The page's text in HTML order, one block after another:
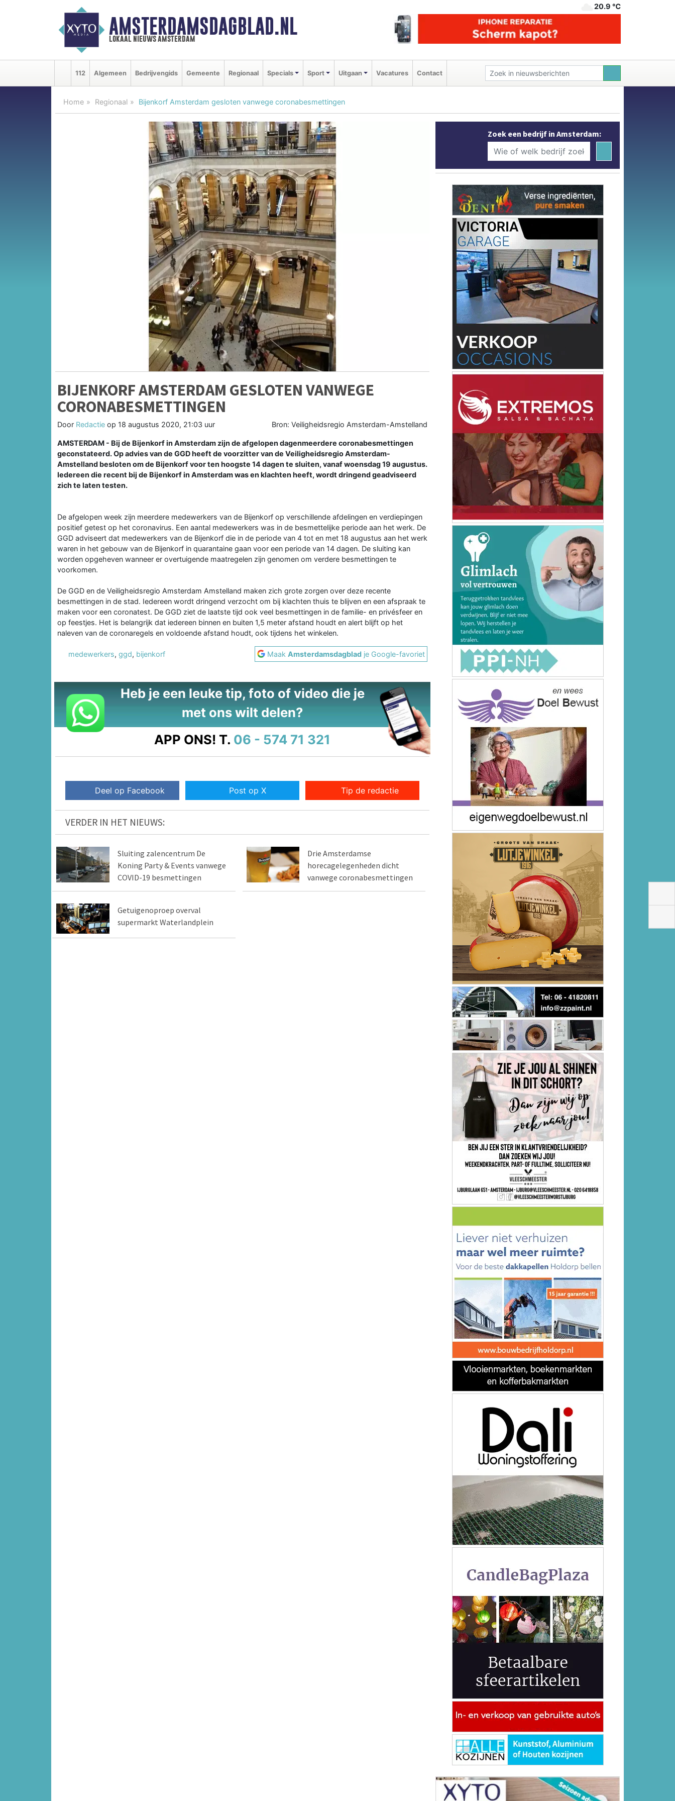
AMSTERDAMSDAGBLAD.NL
lokaal nieuws amsterdam
20.9 ℃
112 Algemeen Bedrijvengids Gemeente Regionaal Specials Sport Uitgaan Vacatures Contact
Home Regionaal Bijenkorf Amsterdam gesloten vanwege coronabesmettingen
BIJENKORF AMSTERDAM GESLOTEN VANWEGE
CORONABESMETTINGEN
Door Redactie op 18 augustus 2020, 21:03 uur Bron: Veiligheidsregio Amsterdam-Amstelland
AMSTERDAM - Bij de Bijenkorf in Amsterdam zijn de afgelopen dagenmeerdere coronabesmettingen
geconstateerd. Op advies van de GGD heeft de voorzitter van de Veiligheidsregio Amsterdam-
Amstelland besloten om de Bijenkorf voor ten hoogste 14 dagen te sluiten, vanaf woensdag 19 augustus.
Iedereen die recent bij de Bijenkorf in Amsterdam was en klachten heeft, wordt dringend geadviseerd
zich te laten testen.
De afgelopen week zijn meerdere medewerkers van de Bijenkorf op verschillende afdelingen en verdiepingen
positief getest op het coronavirus. Een aantal medewerkers was in de besmettelijke periode aan het werk. De
GGD adviseert dat medewerkers van de Bijenkorf die in de periode van 4 tot en met 18 augustus aan het werk
waren in het gebouw van de Bijenkorf in quarantaine gaan voor een periode van 14 dagen. De sluiting kan
worden opgeheven wanneer er overtuigende maatregelen zijn genomen om verdere besmettingen te
voorkomen.
De GGD en de Veiligheidsregio Amsterdam Amstelland maken zich grote zorgen over deze recente
besmettingen in de stad. Iedereen wordt dringend verzocht om bij klachten thuis te blijven en een afspraak te
maken voor een coronatest. De GGD ziet de laatste tijd ook veel besmettingen in de familie- en privésfeer en
op feestjes. Het is belangrijk dat iedereen binnen en buiten 1,5 meter afstand houdt en alert blijft op het
naleven van de coronaregels en voldoende afstand houdt, ook tijdens het winkelen.
medewerkers, ggd, bijenkorf MaakAmsterdamsdagblad je Google-favoriet
Heb je een leuke tip, foto of video die je
met ons wilt delen?
APP ONS! T. 06 - 574 71 321
Deel op Facebook Post op X Tip de redactie
VERDER IN HET NIEUWS:
Sluiting zalencentrum De
Koning Party & Events vanwege
COVID-19 besmettingen
Drie Amsterdamse
horecagelegenheden dicht
vanwege coronabesmettingen
Getuigenoproep overval
supermarkt Waterlandplein
Zoek een bedrijf in Amsterdam: